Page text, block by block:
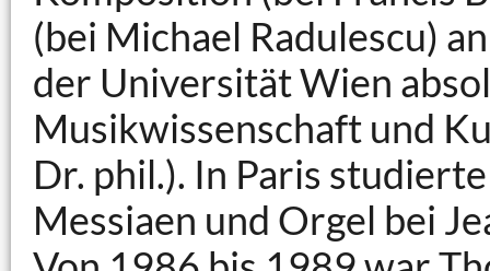
(bei Michael Radulescu)
der Universität Wien
Musikwissenschaft und
Dr. phil.). In Paris
Messiaen und Orgel bei